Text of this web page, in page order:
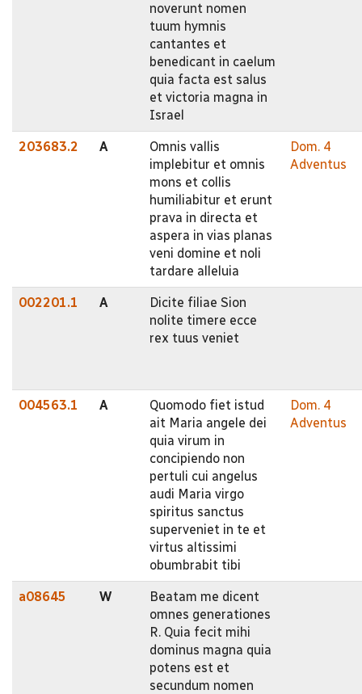
noverunt nomen
tuum hymnis
cantantes et
benedicant in caelum
quia facta est salus
et victoria magna in
Israel
203683.2 A
Omnis vallis
implebitur et omnis
mons et collis
humiliabitur et erunt
prava in directa et
aspera in vias planas
veni domine et noli
tardare alleluia
Dom. 4
Adventus
002201.1 A
Dicite filiae Sion
nolite timere ecce
rex tuus veniet
004563.1 A
Quomodo fiet istud
ait Maria angele dei
quia virum in
concipiendo non
pertuli cui angelus
audi Maria virgo
spiritus sanctus
superveniet in te et
virtus altissimi
obumbrabit tibi
Dom. 4
Adventus
a08645 W
Beatam me dicent
omnes generationes
R. Quia fecit mihi
dominus magna quia
potens est et
secundum nomen